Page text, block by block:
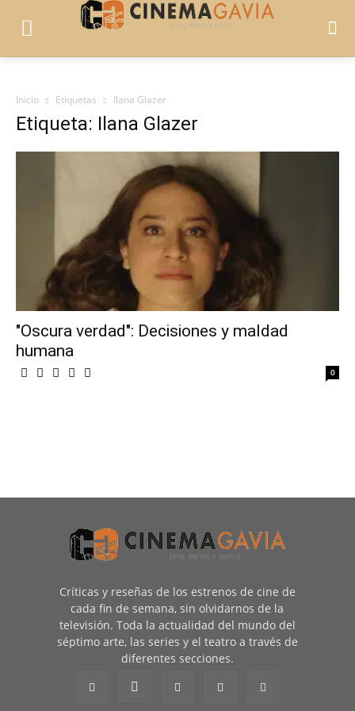
Inicio Etiquetas Ilana Glazer
Etiqueta: Ilana Glazer
"Oscura verdad": Decisiones y maldad
humana
0
Críticas y reseñas de los estrenos de cine de
cada fin de semana, sin olvidarnos de la
televisión. Toda la actualidad del mundo del
séptimo arte, las series y el teatro a través de
diferentes secciones.